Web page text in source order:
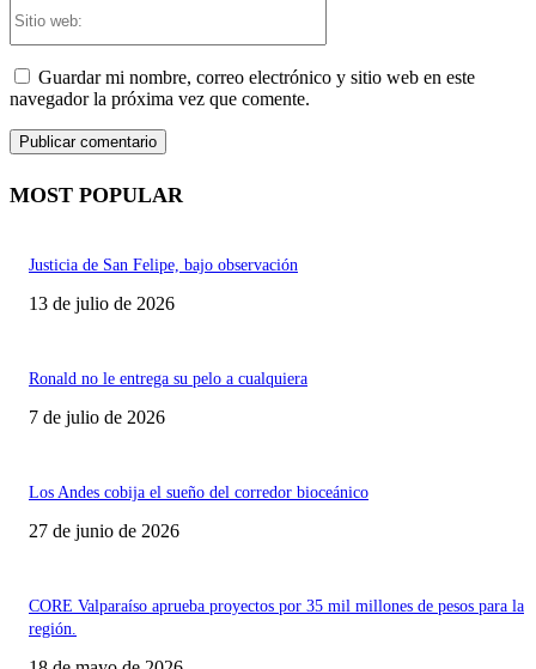
Guardar mi nombre, correo electrónico y sitio web en este
navegador la próxima vez que comente.
MOST POPULAR
Justicia de San Felipe, bajo observación
13 de julio de 2026
Ronald no le entrega su pelo a cualquiera
7 de julio de 2026
Los Andes cobija el sueño del corredor bioceánico
27 de junio de 2026
CORE Valparaíso aprueba proyectos por 35 mil millones de pesos para la
región.